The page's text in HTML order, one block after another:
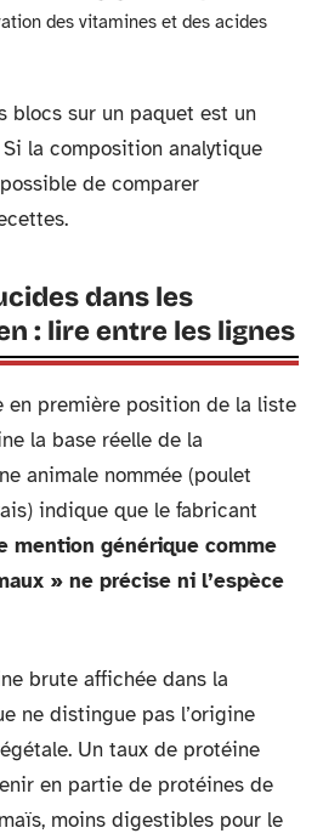
des vitamines et des acides
blocs sur un paquet est un
la composition analytique
de comparer
dans les
: lire entre les lignes
en première position de la liste
la base réelle de la
animale nommée (poulet
indique que le fabricant
mention générique comme
» ne précise ni l’espèce
brute affichée dans la
ne distingue pas l’origine
Un taux de protéine
en partie de protéines de
moins digestibles pour le